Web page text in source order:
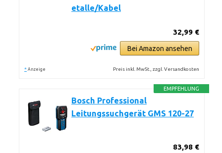
etalle/Kabel
32,99 €
Bei Amazon ansehen
* Anzeige Preis inkl. MwSt., zzgl. Versandkosten
EMPFEHLUNG
Bosch Professional
Leitungssuchgerät GMS 120-27
83,98 €